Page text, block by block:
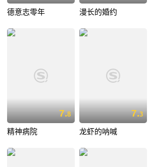
德意志零年 漫长的婚约
7.8
精神病院
7.3
龙虾的呐喊